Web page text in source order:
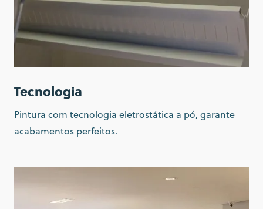
Tecnologia
Pintura com tecnologia eletrostática a pó, garante
acabamentos perfeitos.